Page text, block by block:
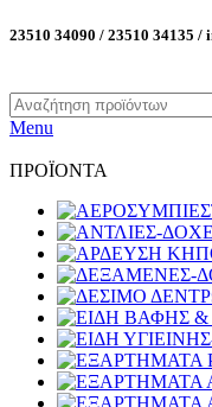
23510 34090 / 23510 34135
Menu
ΠΡΟΪΟΝΤΑ